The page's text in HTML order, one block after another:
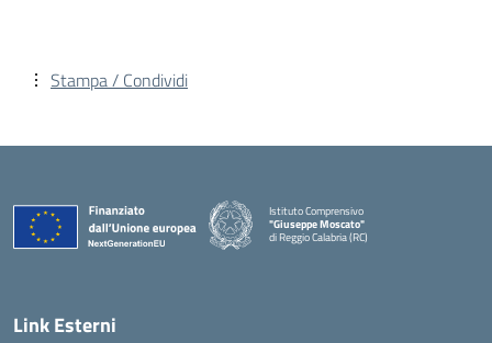
Stampa / Condividi
Istituto Comprensivo
"Giuseppe Moscato"
di Reggio Calabria (RC)
— Visita la pagina iniziale della scuola
Link Esterni